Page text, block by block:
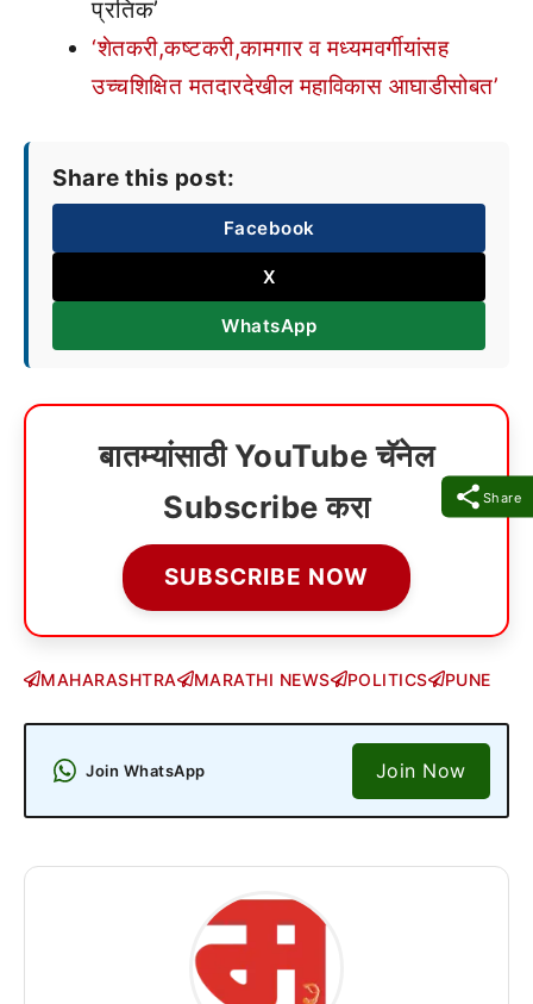
Share
प्रतिक’
‘शेतकरी,कष्टकरी,कामगार व मध्यमवर्गीयांसह
उच्चशिक्षित मतदारदेखील महाविकास आघाडीसोबत’
Share this post:
Facebook
X
WhatsApp
बातम्यांसाठी YouTube चॅनेल
Subscribe करा
SUBSCRIBE NOW
MAHARASHTRA MARATHI NEWS POLITICS PUNE
Join WhatsApp Join Now